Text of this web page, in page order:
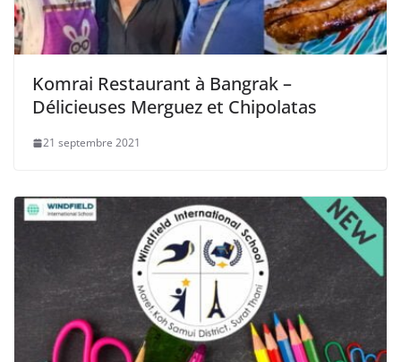
Komrai Restaurant à Bangrak –
Délicieuses Merguez et Chipolatas
21 septembre 2021